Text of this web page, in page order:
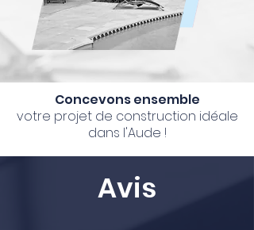
Concevons ensemble
votre projet de construction idéale
dans l'Aude !
Avis